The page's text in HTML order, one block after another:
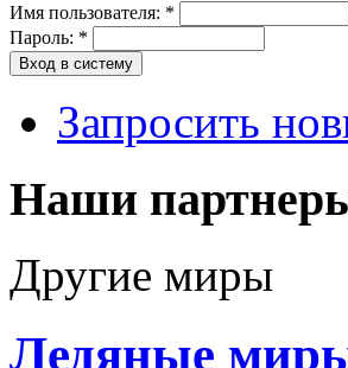
Имя пользователя: *
Пароль: *
Запросить
Наши
Другие миры
Ледяные